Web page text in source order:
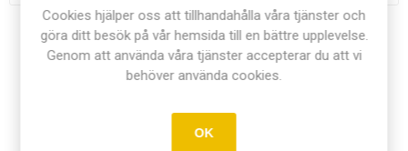
Dela:
ÖVERSIKT
Cookies hjälper oss att tillhandahålla våra tjänster och
göra ditt besök på vår hemsida till en bättre upplevelse.
Genom att använda våra tjänster accepterar du att vi
behöver använda cookies.
OK